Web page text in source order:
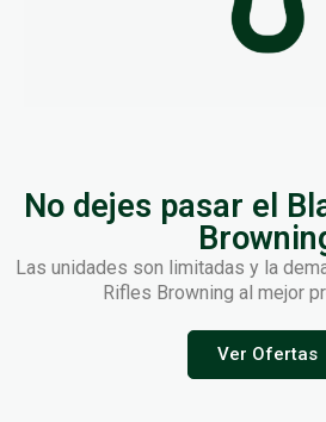
No dejes pasar el
Las unidades son limitadas y la
Rifles Browning al mejor
Ver Ofertas